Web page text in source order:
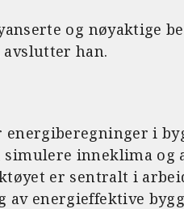
og nøyaktige
han.
i
inneklima og
er sentralt i
energieffektive